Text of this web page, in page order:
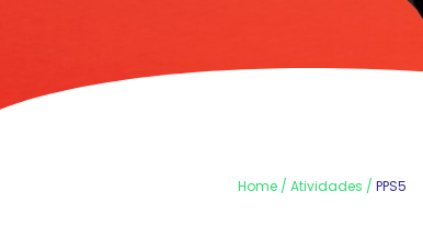
Home Atividades PPS5